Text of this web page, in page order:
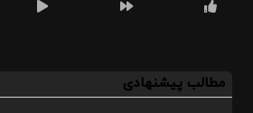
مطالب پیشنهادی